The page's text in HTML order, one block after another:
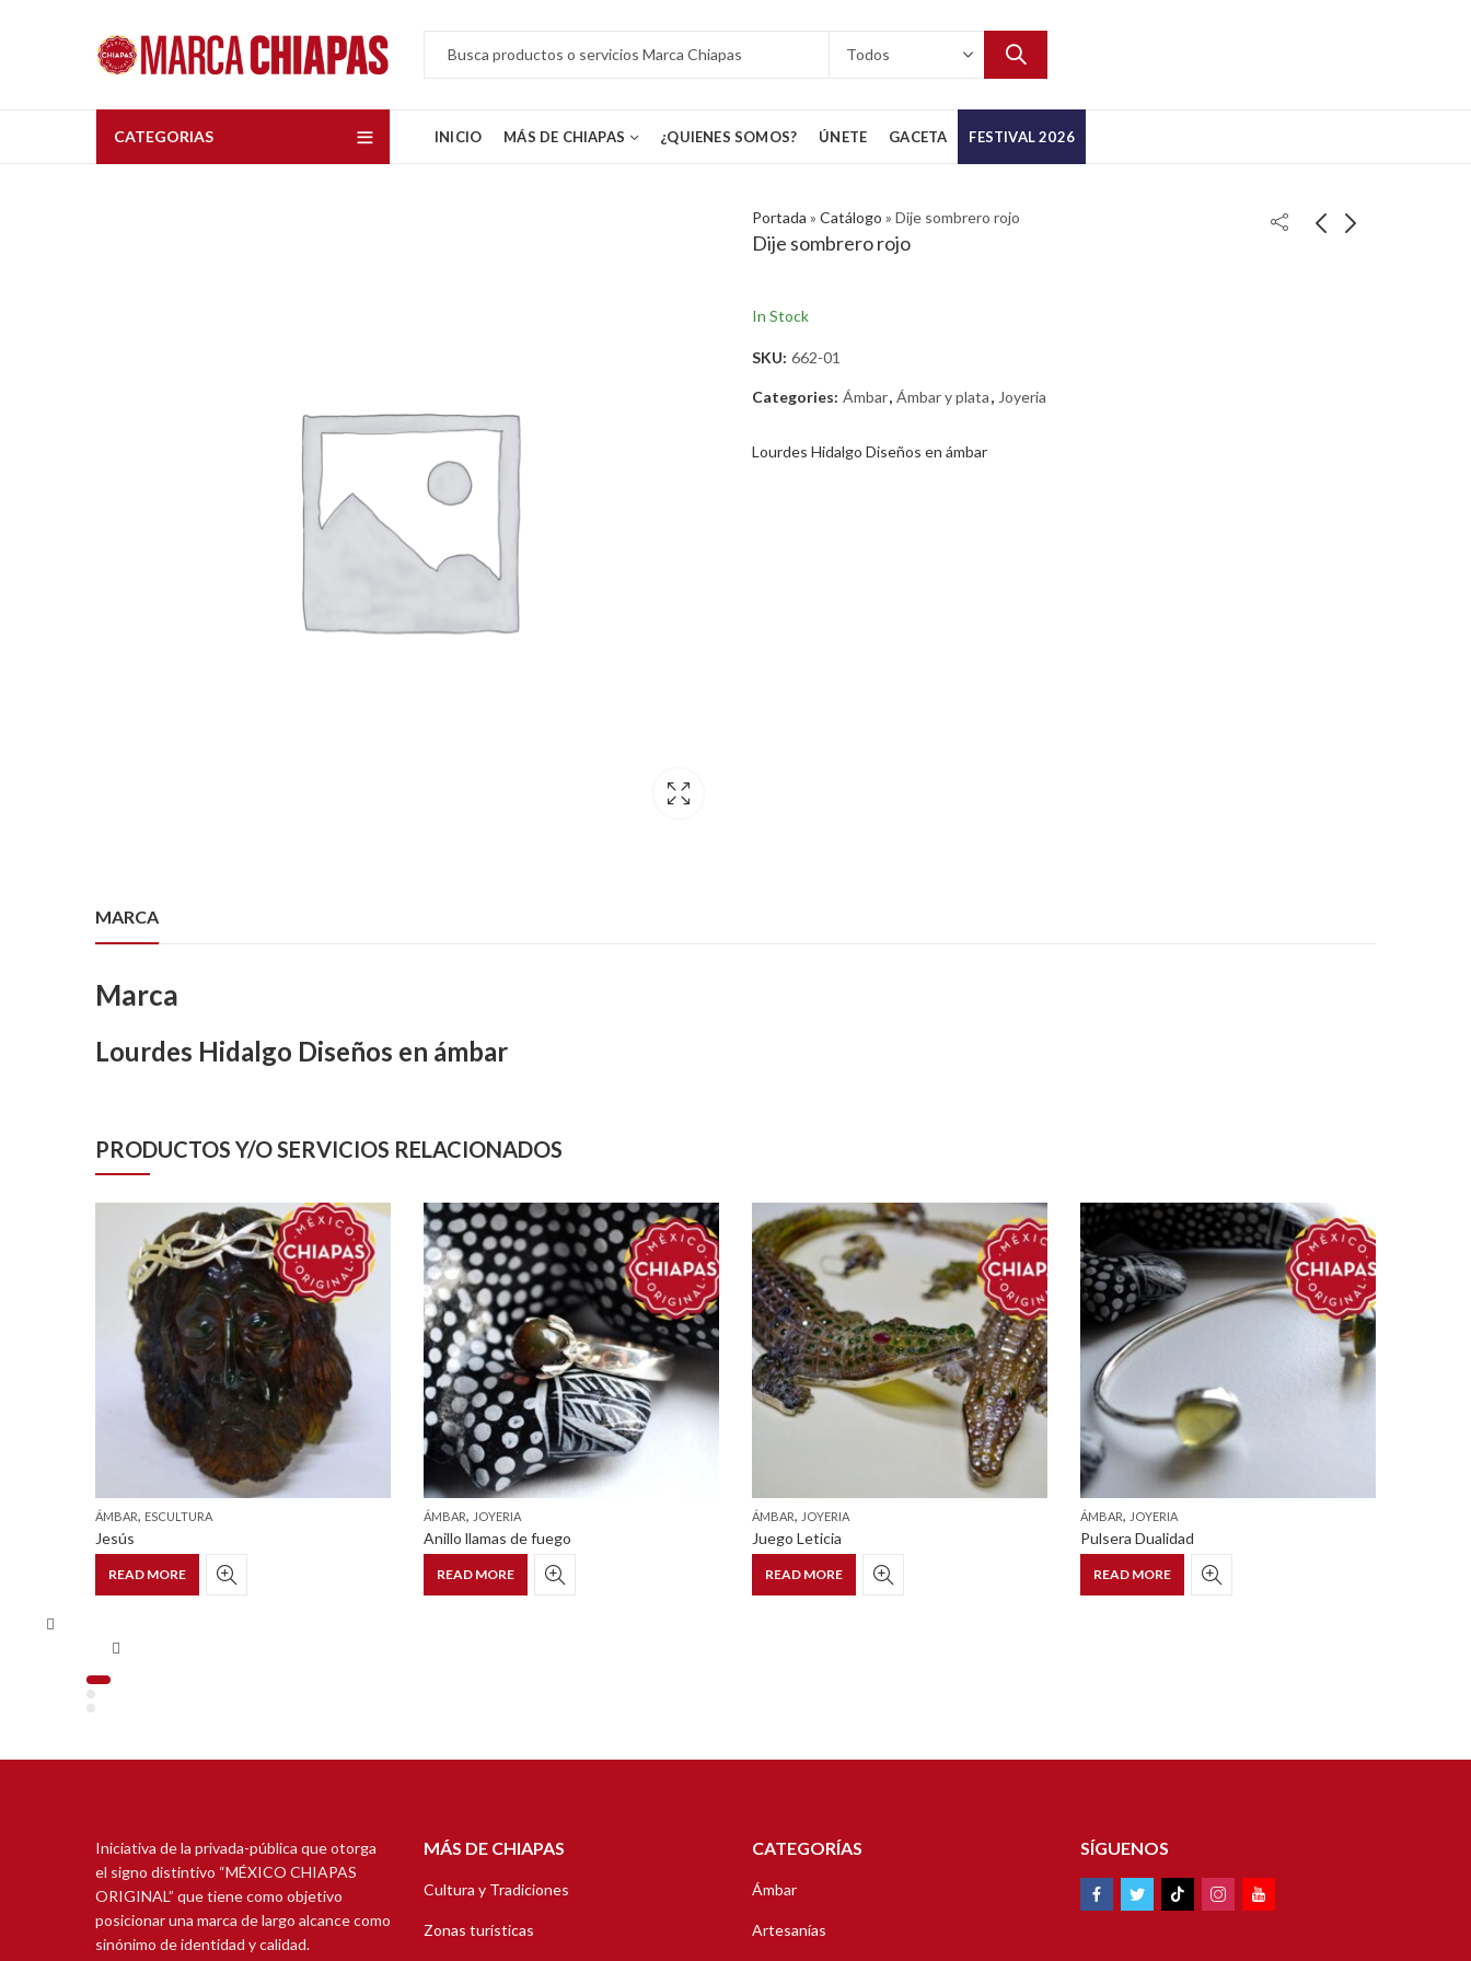
CATEGORIAS INICIO MÁS DE CHIAPAS ¿QUIENES SOMOS? ÚNETE GACETA FESTIVAL 2026
Portada » Catálogo » Dije sombrero rojo
Dije sombrero rojo
In Stock
SKU: 662-01
Categories: Ámbar, Ámbar y plata, Joyeria
Lourdes Hidalgo Diseños en ámbar
MARCA
Marca
Lourdes Hidalgo Diseños en ámbar
PRODUCTOS Y/O SERVICIOS RELACIONADOS
ÁMBAR, ESCULTURA
Jesús
READ MORE
ÁMBAR, JOYERIA
Anillo llamas de fuego
READ MORE
ÁMBAR, JOYERIA
Juego Leticia
READ MORE
ÁMBAR, JOYERIA
Pulsera Dualidad
READ MORE
Iniciativa de la privada-pública que otorga
el signo distintivo “MÉXICO CHIAPAS
ORIGINAL” que tiene como objetivo
posicionar una marca de largo alcance como
sinónimo de identidad y calidad.
MÁS DE CHIAPAS
Cultura y Tradiciones
Zonas turísticas
CATEGORÍAS
Ámbar
Artesanías
SÍGUENOS